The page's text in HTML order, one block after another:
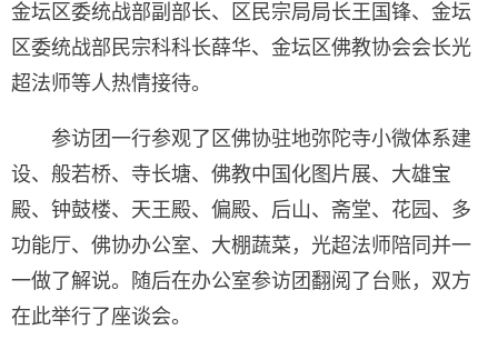
金坛区委统战部副部长、区民宗局局长王国锋、金坛
区委统战部民宗科科长薛华、金坛区佛教协会会长光
超法师等人热情接待。
参访团一行参观了区佛协驻地弥陀寺小微体系建
设、般若桥、寺长塘、佛教中国化图片展、大雄宝
殿、钟鼓楼、天王殿、偏殿、后山、斋堂、花园、多
功能厅、佛协办公室、大棚蔬菜，光超法师陪同并一
一做了解说。随后在办公室参访团翻阅了台账，双方
在此举行了座谈会。